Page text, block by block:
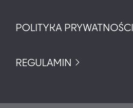
POLITYKA PRYWATNOŚCI
REGULAMIN